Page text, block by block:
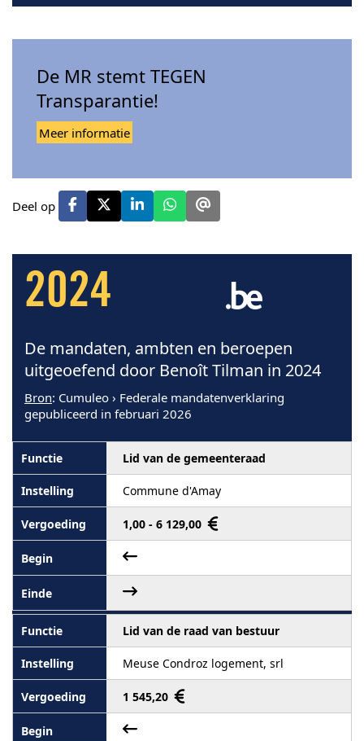
De MR stemt TEGEN
Transparantie!
Meer informatie
Deel op
2024
De mandaten, ambten en beroepen
uitgeoefend door Benoît Tilman in 2024
Bron: Cumuleo › Federale mandatenverklaring
gepubliceerd in februari 2026
Lid van de gemeenteraad
Commune d'Amay
1,00 - 6 129,00
Lid van de raad van bestuur
Meuse Condroz logement, srl
1 545,20